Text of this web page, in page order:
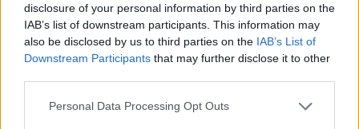
disclosure of your personal information by third parties on the
IAB’s list of downstream participants. This information may
also be disclosed by us to third parties on the IAB’s List of
Downstream Participants that may further disclose it to other
Personal Data Processing Opt Outs
Del 4 al 10 de octubre
Semana Mundial del Espacio
Hoy 6 de agosto es: